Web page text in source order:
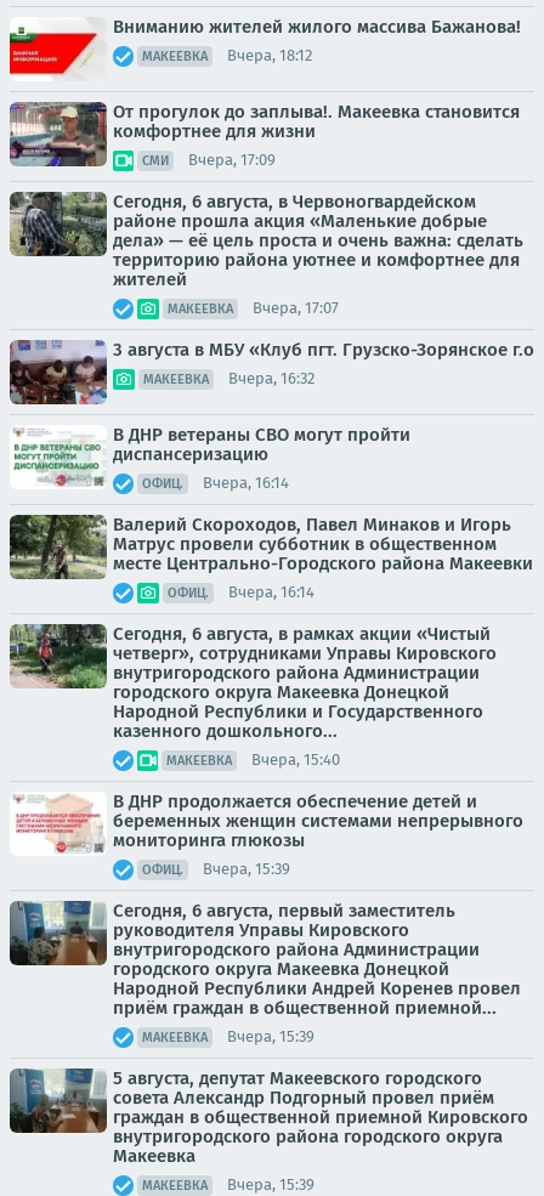
Вниманию жителей жилого массива Бажанова!
МАКЕЕВКА Вчера, 18:12
От прогулок до заплыва!. Макеевка становится
комфортнее для жизни
СМИ Вчера, 17:09
Сегодня, 6 августа, в Червоногвардейском
районе прошла акция «Маленькие добрые
дела» — её цель проста и очень важна: сделать
территорию района уютнее и комфортнее для
жителей
МАКЕЕВКА Вчера, 17:07
3 августа в МБУ «Клуб пгт. Грузско-Зорянское г.о
МАКЕЕВКА Вчера, 16:32
В ДНР ветераны СВО могут пройти
диспансеризацию
ОФИЦ. Вчера, 16:14
Валерий Скороходов, Павел Минаков и Игорь
Матрус провели субботник в общественном
месте Центрально-Городского района Макеевки
ОФИЦ. Вчера, 16:14
Сегодня, 6 августа, в рамках акции «Чистый
четверг», сотрудниками Управы Кировского
внутригородского района Администрации
городского округа Макеевка Донецкой
Народной Республики и Государственного
казенного дошкольного...
МАКЕЕВКА Вчера, 15:40
В ДНР продолжается обеспечение детей и
беременных женщин системами непрерывного
мониторинга глюкозы
ОФИЦ. Вчера, 15:39
Сегодня, 6 августа, первый заместитель
руководителя Управы Кировского
внутригородского района Администрации
городского округа Макеевка Донецкой
Народной Республики Андрей Коренев провел
приём граждан в общественной приемной...
МАКЕЕВКА Вчера, 15:39
5 августа, депутат Макеевского городского
совета Александр Подгорный провел приём
граждан в общественной приемной Кировского
внутригородского района городского округа
Макеевка
МАКЕЕВКА Вчера, 15:39